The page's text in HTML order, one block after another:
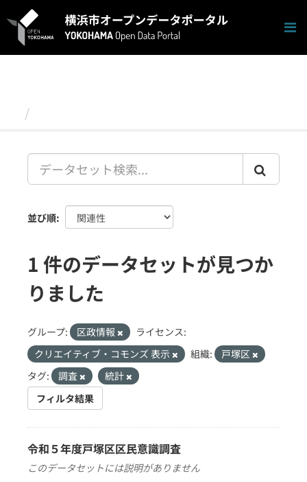
キ
並び順
1 件のデータセットが見つか
りました
グループ: 区政情報
ライセンス:
クリエイティブ・コモンズ 表示
組織:
戸塚区
タグ:
調査
統計
フィルタ結果
令和５年度戸塚区区民意識調査
このデータセットには説明がありません